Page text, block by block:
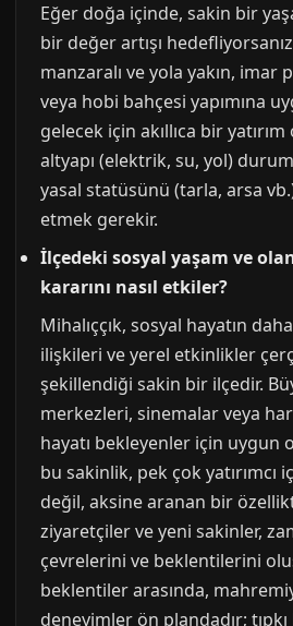
Eğer doğa içinde, sakin bir
bir değer artışı
manzaralı ve yola yakın, imar
veya hobi bahçesi yapımına
gelecek için akıllıca bir
altyapı (elektrik, su, yol)
yasal statüsünü (tarla, arsa
etmek gerekir.
İlçedeki sosyal yaşam ve
kararını nasıl etkiler?
Mihalıççık, sosyal hayatın
ilişkileri ve yerel etkinlikler
şekillendiği sakin bir ilçedir.
merkezleri, sinemalar veya
hayatı bekleyenler için uygun
bu sakinlik, pek çok yatırımcı
değil, aksine aranan bir
ziyaretçiler ve yeni sakinler,
çevrelerini ve beklentilerini
beklentiler arasında,
deneyimler ön plandadır;